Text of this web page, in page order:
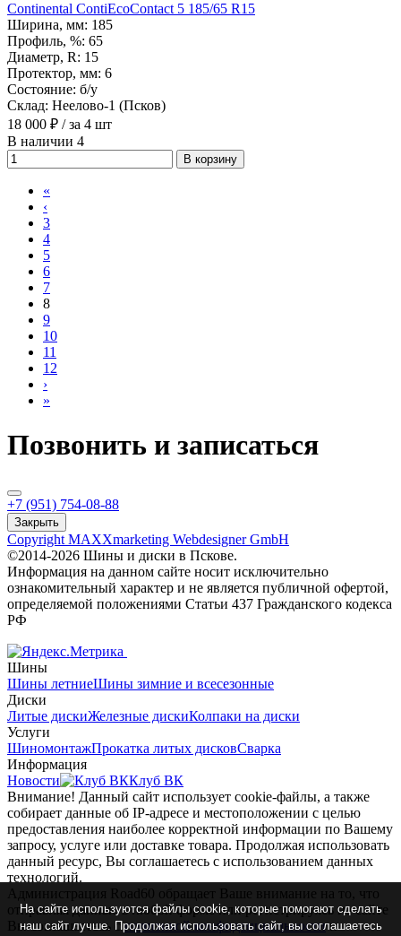
Continental ContiEcoContact 5 185/65 R15
Ширина, мм: 185
Профиль, %: 65
Диаметр, R: 15
Протектор, мм: 6
Состояние: б/у
Склад: Неелово-1 (Псков)
18 000 ₽ / за 4 шт
В наличии 4
В корзину
«
‹
3
4
5
6
7
8
9
10
11
12
›
»
Позвонить и записаться
+7 (951) 754-08-88
Закрыть
Copyright MAXXmarketing Webdesigner GmbH
©2014-2026 Шины и диски в Пскове.
Информация на данном сайте носит исключительно
ознакомительный характер и не является публичной офертой,
определяемой положениями Статьи 437 Гражданского кодекса
РФ
Шины
Шины летниеШины зимние и всесезонные
Диски
Литые дискиЖелезные дискиКолпаки на диски
Услуги
ШиномонтажПрокатка литых дисковСварка
Информация
Новости
Клуб ВК
Внимание! Данный сайт использует cookie-файлы, а также
собирает данные об IP-адресе и местоположении с целью
предоставления наиболее корректной информации по Вашему
запросу, услуге или доставке товара. Продолжая использовать
данный ресурс, Вы соглашаетесь с использованием данных
технологий.
Администрация Road60 обращает Ваше внимание на то, что
отправляя данные в любой форме или регистрируясь на сайте
Вы соглашаетесь сполитикой конфиденциальностии
На сайте используются файлы cookie, которые помогают сделать
наш сайт лучше. Продолжая использовать сайт, вы соглашаетесь